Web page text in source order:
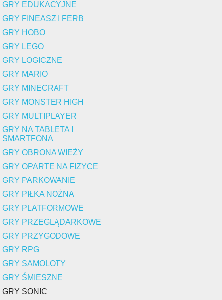
GRY EDUKACYJNE
GRY FINEASZ I FERB
GRY HOBO
GRY LEGO
GRY LOGICZNE
GRY MARIO
GRY MINECRAFT
GRY MONSTER HIGH
GRY MULTIPLAYER
GRY NA TABLETA I
SMARTFONA
GRY OBRONA WIEŻY
GRY OPARTE NA FIZYCE
GRY PARKOWANIE
GRY PIŁKA NOŻNA
GRY PLATFORMOWE
GRY PRZEGLĄDARKOWE
GRY PRZYGODOWE
GRY RPG
GRY SAMOLOTY
GRY ŚMIESZNE
GRY SONIC